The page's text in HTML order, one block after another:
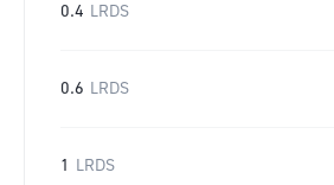
0.4 LRDS
0.6 LRDS
1 LRDS